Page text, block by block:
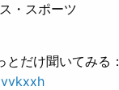
・スポーツ
だけ聞いてみる：